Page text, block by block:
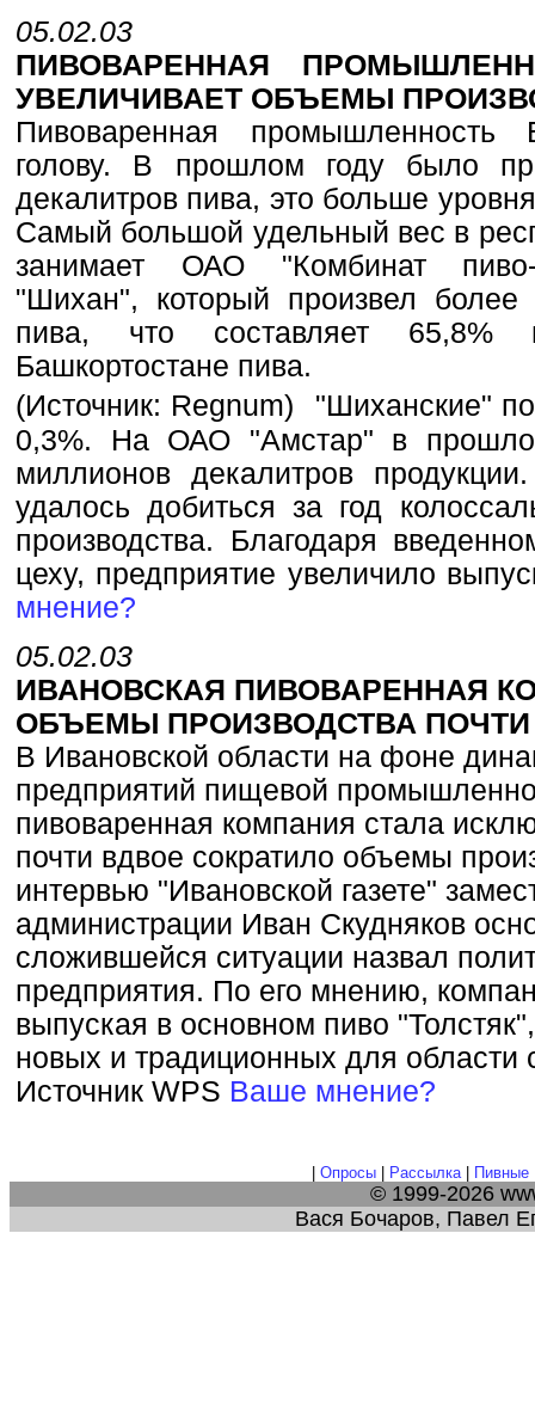
05.02.03
ПИВОВАРЕННАЯ
УВЕЛИЧИВАЕТ ОБЪЕМЫ
Пивоваренная промышленность
голову. В прошлом году было
декалитров пива, это больше
Самый большой удельный вес в
занимает ОАО "Комбинат пиво-
"Шихан", который произвел
пива, что составляет 65,8%
Башкортостане пива.
(Источник: Regnum)
"Шиханские"
0,3%. На ОАО "Амстар" в
миллионов декалитров
удалось добиться за год
производства. Благодаря
цеху, предприятие увеличило
мнение?
05.02.03
ИВАНОВСКАЯ ПИВОВАРЕННАЯ
ОБЪЕМЫ ПРОИЗВОДСТВА
В Ивановской области на фоне
предприятий пищевой
пивоваренная компания стала
почти вдвое сократило объемы
интервью "Ивановской газете"
администрации Иван Скудняков
сложившейся ситуации назвал
предприятия. По его мнению,
выпуская в основном пиво
новых и традиционных для области
Источник WPS Ваше мнение?
Опросы| Рассылка| Пивные
© 1999-2026
Вася Бочаров, Павел